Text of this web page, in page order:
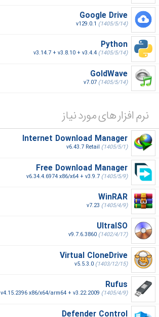
Google Drive
v129.0.1 (1405/5/14)
Python
v3.14.7 + v3.8.10 + v3.4.4 (1405/5/14)
GoldWave
v7.07 (1405/5/14)
نرم افزار های مورد نیاز
Internet Download Manager
v6.43.7 Retail (1405/5/1)
Free Download Manager
v6.34.4.6974 x86/x64 + v3.9.7 (1405/5/9)
WinRAR
v7.23 (1405/4/9)
UltraISO
v9.7.6.3860 (1402/4/17)
Virtual CloneDrive
v5.5.3.0 (1403/12/15)
Rufus
v4.15.2396 x86/x64/arm64 + v3.22.2009 (1405/4/9)
Defender Control